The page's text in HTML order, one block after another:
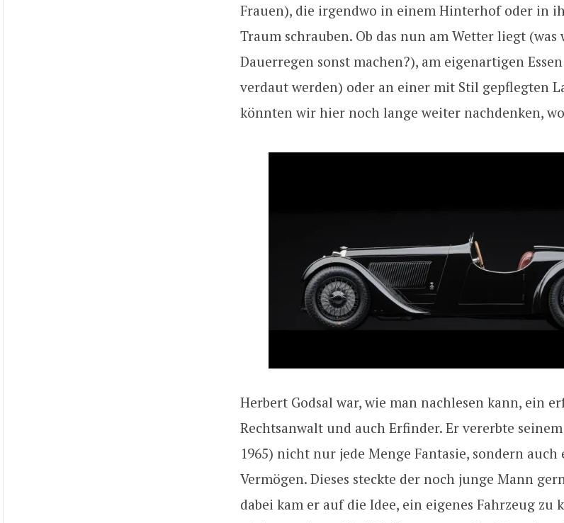
Frauen), die irgendwo in einem Hinterhof oder in
Traum schrauben. Ob das nun am Wetter liegt (was
Dauerregen sonst machen?), am eigenartigen
verdaut werden) oder an einer mit Stil gepflegten
könnten wir hier noch lange weiter nachdenken,
Herbert Godsal war, wie man nachlesen kann, ein
Rechtsanwalt und auch Erfinder. Er vererbte
1965) nicht nur jede Menge Fantasie, sondern
Vermögen. Dieses steckte der noch junge Mann
dabei kam er auf die Idee, ein eigenes Fahrzeug zu